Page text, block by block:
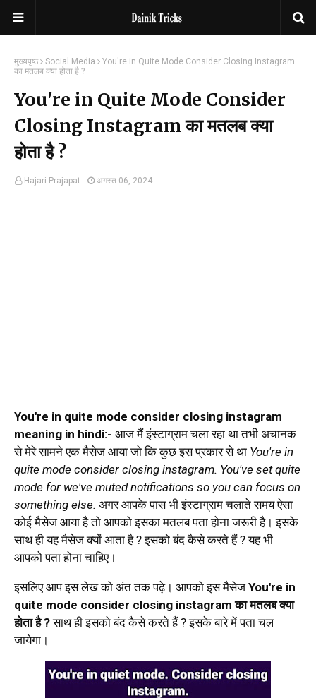
मुख्यपृष्ठ Social Media
You're in Quite Mode Consider Closing Instagram
का मतलब क्या होता है ?
You're in Quite Mode Consider
Closing Instagram का मतलब क्या
होता है ?
Hajari Prajapat अगस्त 06, 2024
You're in quite mode consider closing instagram
meaning in hindi:- आज मैं इंस्टाग्राम चला रहा था तभी अचानक
से मेरे सामने एक मैसेज आया जो कि कुछ इस प्रकार से था You're in
quite mode consider closing instagram. You've set quite
mode for we've muted notifications so you can focus on
something else. अगर आपके पास भी इंस्टाग्राम चलाते समय ऐसा
कोई मैसेज आया है तो आपको इसका मतलब पता होना जरूरी है। इसके
साथ ही यह मैसेज क्यों आता है ? इसको बंद कैसे करते हैं ? यह भी
आपको पता होना चाहिए।
इसलिए आप इस लेख को अंत तक पढ़े। आपको इस मैसेजYou're in
quite mode consider closing instagram का मतलब क्या
होता है ?साथ ही इसको बंद कैसे करते हैं ? इसके बारे में पता चल
जायेगा।